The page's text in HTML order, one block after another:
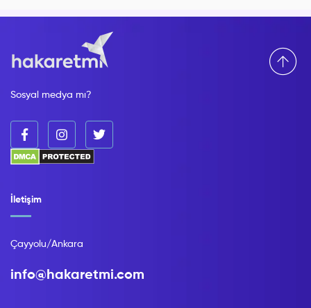
Sosyal medya mı?
İletişim
Çayyolu/Ankara
info@hakaretmi.com